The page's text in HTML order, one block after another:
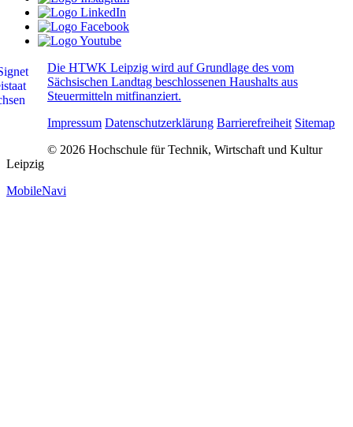
Die HTWK Leipzig wird auf Grundlage des vom
Sächsischen Landtag beschlossenen Haushalts aus
Steuermitteln mitfinanziert.
Impressum Datenschutzerklärung Barrierefreiheit Sitemap
© 2026 Hochschule für Technik, Wirtschaft und Kultur
Leipzig
MobileNavi